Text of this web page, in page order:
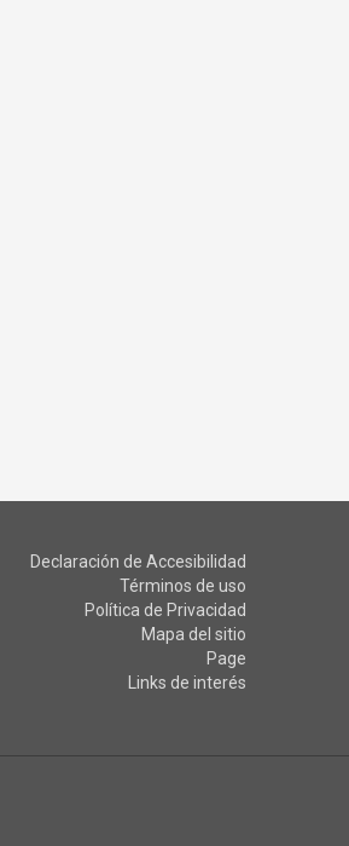
Declaración de Accesibilidad
Términos de uso
Política de Privacidad
Mapa del sitio
Page
Links de interés